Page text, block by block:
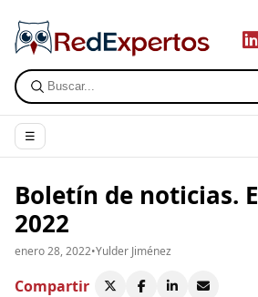
☰
Boletín de noticias.
2022
enero 28, 2022•Yulder Jiménez
Compartir